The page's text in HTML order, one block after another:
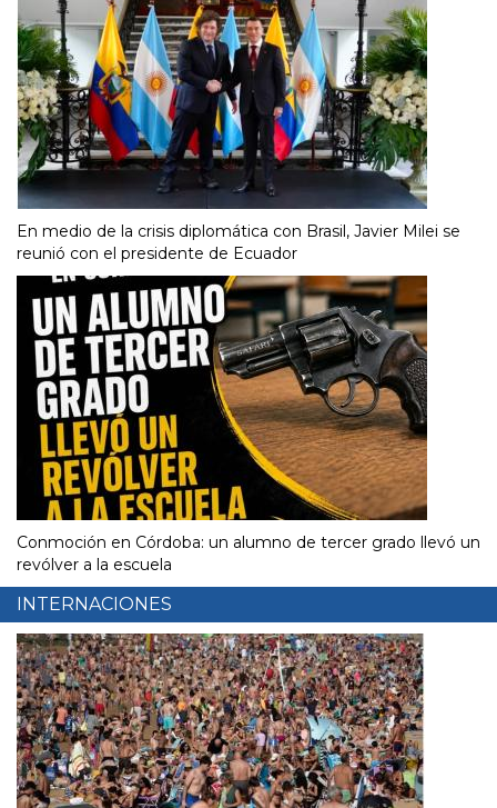
En medio de la crisis diplomática con Brasil, Javier Milei se
reunió con el presidente de Ecuador
Conmoción en Córdoba: un alumno de tercer grado llevó un
revólver a la escuela
INTERNACIONES